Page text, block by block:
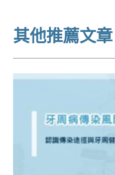
其他推薦文章